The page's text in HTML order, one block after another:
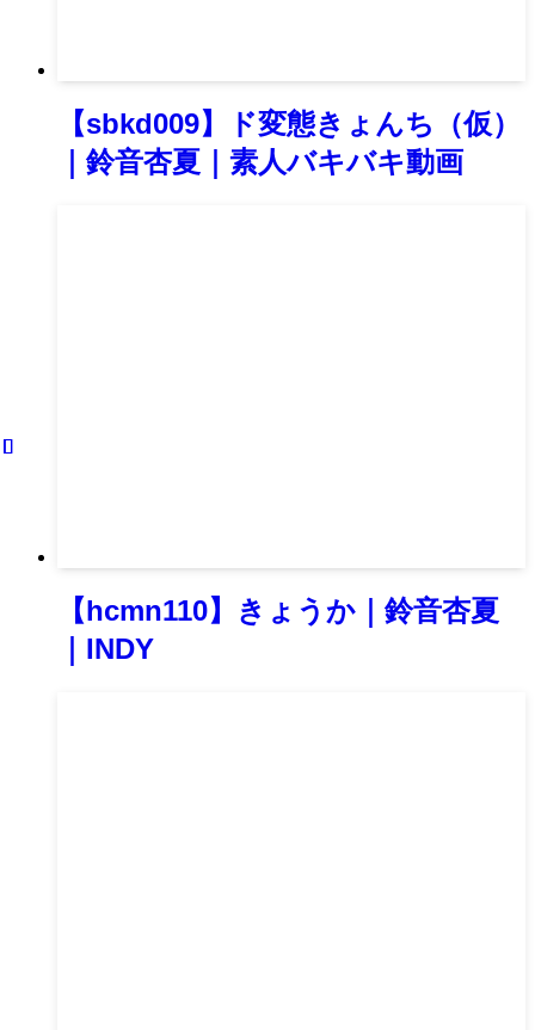
【sbkd009】ド変態きょんち（仮）
｜鈴音杏夏｜素人バキバキ動画
【hcmn110】きょうか｜鈴音杏夏
｜INDY